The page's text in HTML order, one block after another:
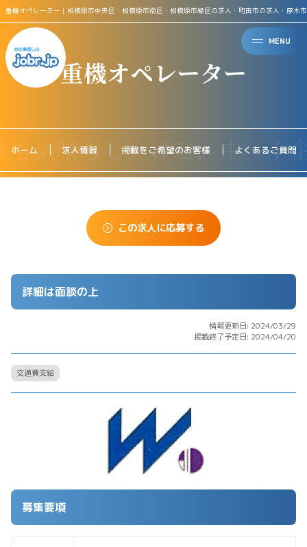
MENU
重機オペレーター｜相模原市中央区・相模原市南区・相模原市緑区の求人・町田市の求人・厚木
重機オペレーター
ホーム 求人情報 掲載をご希望のお客様 よくあるご質問
この求人に応募する
詳細は面談の上
情報更新日: 2024/03/29
掲載終了予定日: 2024/04/20
交通費支給
募集要項